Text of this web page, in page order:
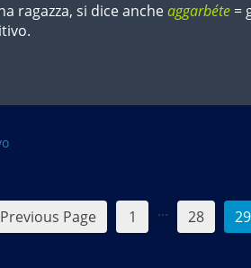
ragazza, si dice ancheaggarbéte =
Previous Page 1 ... 28 29